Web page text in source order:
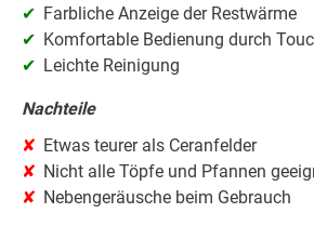
Farbliche Anzeige der Restwärme
Komfortable Bedienung durch
Leichte Reinigung
Nachteile
Etwas teurer als Ceranfelder
Nicht alle Töpfe und Pfannen
Nebengeräusche beim Gebrauch